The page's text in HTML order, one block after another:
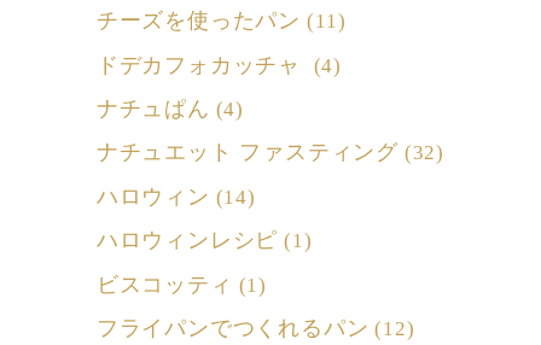
チーズを使ったパン (11)
ドデカフォカッチャ (4)
ナチュぱん (4)
ナチュエット ファスティング (32)
ハロウィン (14)
ハロウィンレシピ (1)
ビスコッティ (1)
フライパンでつくれるパン (12)